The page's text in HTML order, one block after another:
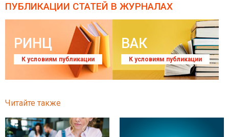
ПУБЛИКАЦИИ СТАТЕЙ В ЖУРНАЛАХ
РИНЦ
К условиям публикации
ВАК
К условиям публикации
Читайте также